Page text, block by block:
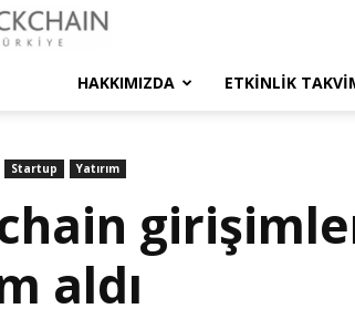
Türkiye
HAKKIMIZDA ETKINLIK
Startup Yatırım
aldı